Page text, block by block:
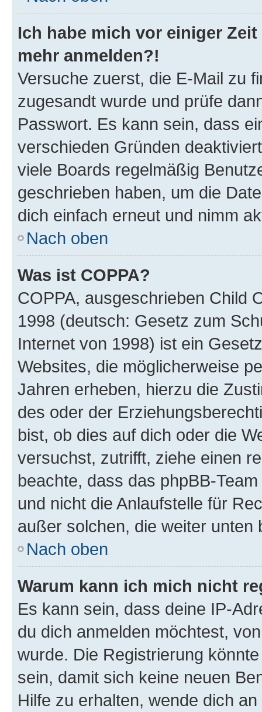
Ich habe mich vor einiger
mehr anmelden?!
Versuche zuerst, die E-Mail zu
zugesandt wurde und prüfe
Passwort. Es kann sein, dass
verschieden Gründen
viele Boards regelmäßig
geschrieben haben, um die
dich einfach erneut und nimm
Nach oben
Was ist COPPA?
COPPA, ausgeschrieben Child
1998 (deutsch: Gesetz zum
Internet von 1998) ist ein
Websites, die möglicherweise
Jahren erheben, hierzu die
des oder der
bist, ob dies auf dich oder die
versuchst, zutrifft, ziehe einen
beachte, dass das phpBB-
und nicht die Anlaufstelle für
außer solchen, die weiter unten
Nach oben
Warum kann ich mich nicht
Es kann sein, dass deine IP-
du dich anmelden möchtest,
wurde. Die Registrierung
sein, damit sich keine neuen
Hilfe zu erhalten, wende dich